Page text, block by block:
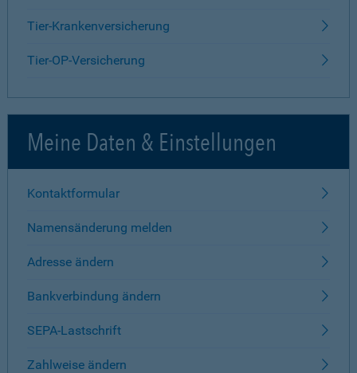
Tier-Krankenversicherung
Tier-OP-Versicherung
Meine Daten & Einstellungen
Kontaktformular
Namensänderung melden
Adresse ändern
Bankverbindung ändern
SEPA-Lastschrift
Zahlweise ändern